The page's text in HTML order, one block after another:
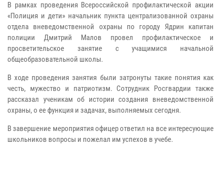
В рамках проведения Всероссийской профилактической акции
«Полиция и дети» начальник пункта централизованной охраны
отдела вневедомственной охраны по городу Ядрин капитан
полиции Дмитрий Малов провел профилактическое и
просветительское занятие с учащимися начальной
общеобразовательной школы.
В ходе проведения занятия были затронуты такие понятия как
честь, мужество и патриотизм. Сотрудник Росгвардии также
рассказал ученикам об истории создания вневедомственной
охраны, о ее функция и задачах, выполняемых сегодня.
В завершение мероприятия офицер ответил на все интересующие
школьников вопросы и пожелал им успехов в учебе.